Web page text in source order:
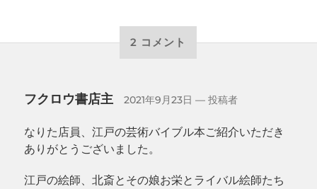
2 コメント
フクロウ書店主 2021年9月23日 — 投稿者
なりた店員、江戸の芸術バイブル本ご紹介いただき
ありがとうございました。
江戸の絵師、北斎とその娘お栄とライバル絵師たち